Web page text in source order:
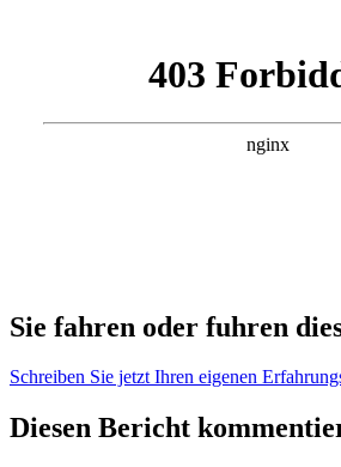
Sie fahren oder fuhren
Schreiben Sie jetzt Ihren eigenen
Diesen Bericht